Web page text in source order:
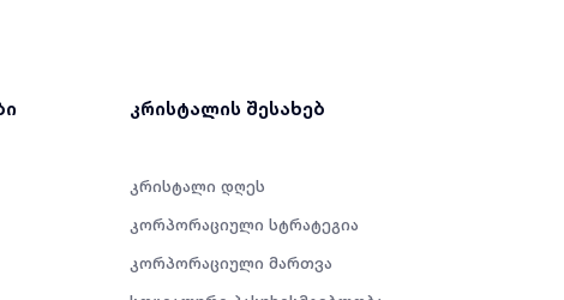
კრისტალის შესახებ
კრისტალი დღეს
კორპორაციული სტრატეგია
კორპორაციული მართვა